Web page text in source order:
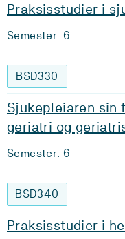
Praksisstudier i
Semester: 6
BSD330
Sjukepleiaren sin
geriatri og
Semester: 6
BSD340
Praksisstudier i